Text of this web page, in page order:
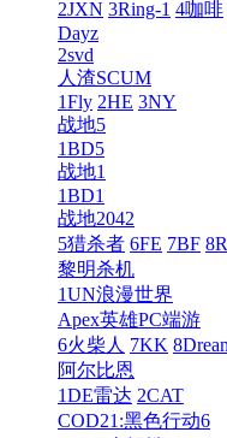
2JXN 3Ring-1 4咖啡
Dayz
2svd
人渣SCUM
1Fly 2HE 3NY
战地5
1BD5
战地1
1BD1
战地2042
5猎杀者 6FE 7BF
黎明杀机
1UN浪漫世界
Apex英雄PC端游
6火柴人 7KK
阿尔比恩
1DE雷达 2CAT
COD21:黑色行动6